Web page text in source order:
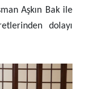
Aşkın Bak ile
dolayı